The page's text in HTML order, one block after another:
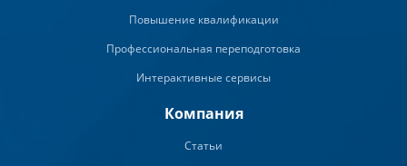
Повышение квалификации
Профессиональная переподготовка
Интерактивные сервисы
Компания
Статьи